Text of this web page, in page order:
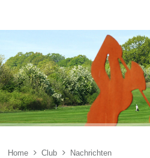
Home  Club  Nachrichten